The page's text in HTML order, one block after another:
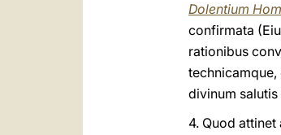
Dolentium
confirmata
rationibus
technicamque,
divinum
4. Quod